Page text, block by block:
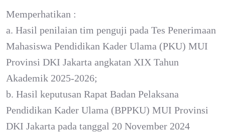
Memperhatikan :
a. Hasil penilaian tim penguji pada Tes Penerimaan
Mahasiswa Pendidikan Kader Ulama (PKU) MUI
Provinsi DKI Jakarta angkatan XIX Tahun
Akademik 2025-2026;
b. Hasil keputusan Rapat Badan Pelaksana
Pendidikan Kader Ulama (BPPKU) MUI Provinsi
DKI Jakarta pada tanggal 20 November 2024